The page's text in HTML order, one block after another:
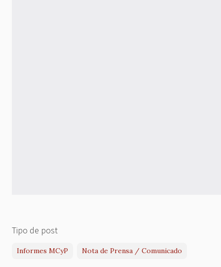
Tipo de post
Informes MCyP Nota de Prensa / Comunicado